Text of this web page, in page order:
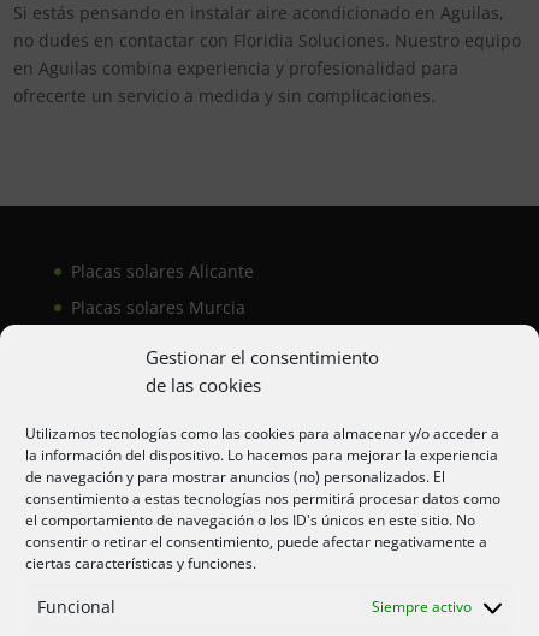
Gestionar el consentimiento
de las cookies
Utilizamos tecnologías como las cookies para almacenar y/o acceder a
la información del dispositivo. Lo hacemos para mejorar la experiencia
de navegación y para mostrar anuncios (no) personalizados. El
consentimiento a estas tecnologías nos permitirá procesar datos como
el comportamiento de navegación o los ID's únicos en este sitio. No
consentir o retirar el consentimiento, puede afectar negativamente a
ciertas características y funciones.
Funcional Siempre activo
Si estás pensando en instalar aire acondicionado en Aguilas,
no dudes en contactar con Floridia Soluciones. Nuestro equipo
en Aguilas combina experiencia y profesionalidad para
ofrecerte un servicio a medida y sin complicaciones.
Placas solares Alicante
Placas solares Murcia
Aire acondicionado Alicante
Aire acondicionador Murcia
Aire acondicionado San Juan